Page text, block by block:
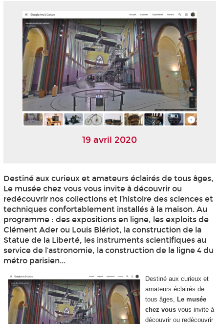
19 avril 2020
Destiné aux curieux et amateurs éclairés de tous âges,
Le musée chez vous vous invite à découvrir ou
redécouvrir nos collections et l’histoire des sciences et
techniques confortablement installés à la maison. Au
programme : des expositions en ligne, les exploits de
Clément Ader ou Louis Blériot, la construction de la
Statue de la Liberté, les instruments scientifiques au
service de l’astronomie, la construction de la ligne 4 du
métro parisien...
Destiné aux curieux et
amateurs éclairés de
tous âges, Le musée
chez vousvous invite à
découvrir ou redécouvrir